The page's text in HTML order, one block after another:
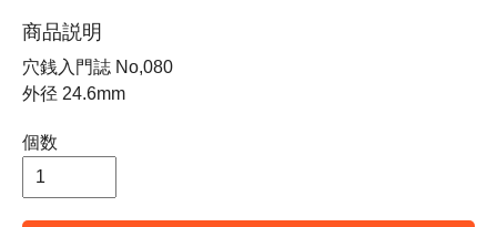
商品説明
穴銭入門誌 No,080
外径 24.6mm
個数